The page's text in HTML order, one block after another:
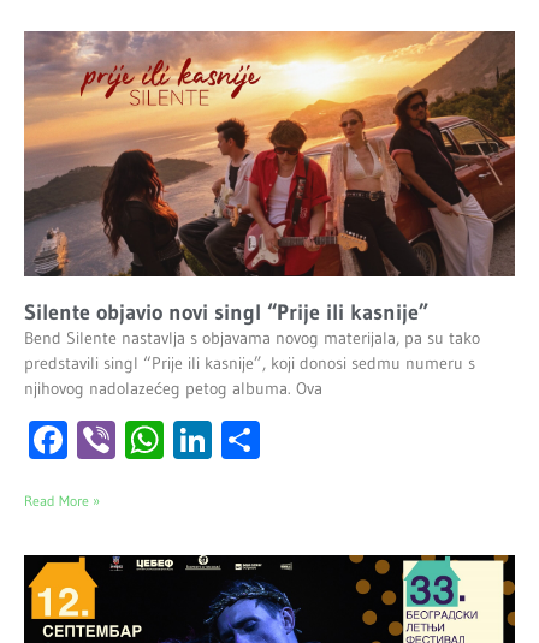
Silente objavio novi singl “Prije ili kasnije”
Bend Silente nastavlja s objavama novog materijala, pa su tako
predstavili singl “Prije ili kasnije”, koji donosi sedmu numeru s
njihovog nadolazećeg petog albuma. Ova
Facebook
ViberWhatsApp
LinkedIn
Read More »